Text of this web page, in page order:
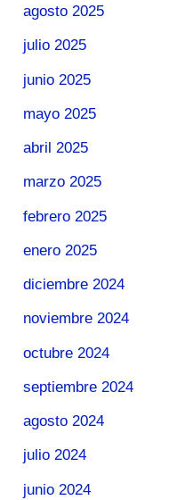
agosto 2025
julio 2025
junio 2025
mayo 2025
abril 2025
marzo 2025
febrero 2025
enero 2025
diciembre 2024
noviembre 2024
octubre 2024
septiembre 2024
agosto 2024
julio 2024
junio 2024